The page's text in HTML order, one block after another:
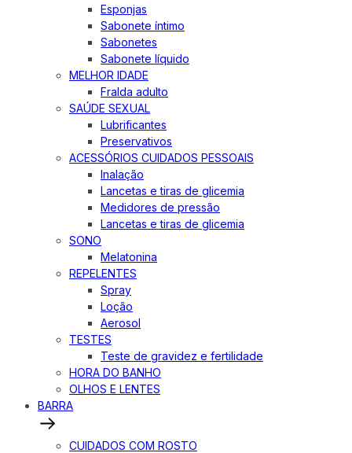
Esponjas
Sabonete íntimo
Sabonetes
Sabonete líquido
MELHOR IDADE
Fralda adulto
SAÚDE SEXUAL
Lubrificantes
Preservativos
ACESSÓRIOS CUIDADOS PESSOAIS
Inalação
Lancetas e tiras de glicemia
Medidores de pressão
Lancetas e tiras de glicemia
SONO
Melatonina
REPELENTES
Spray
Loção
Aerosol
TESTES
Teste de gravidez e fertilidade
HORA DO BANHO
OLHOS E LENTES
BARRA
CUIDADOS COM ROSTO